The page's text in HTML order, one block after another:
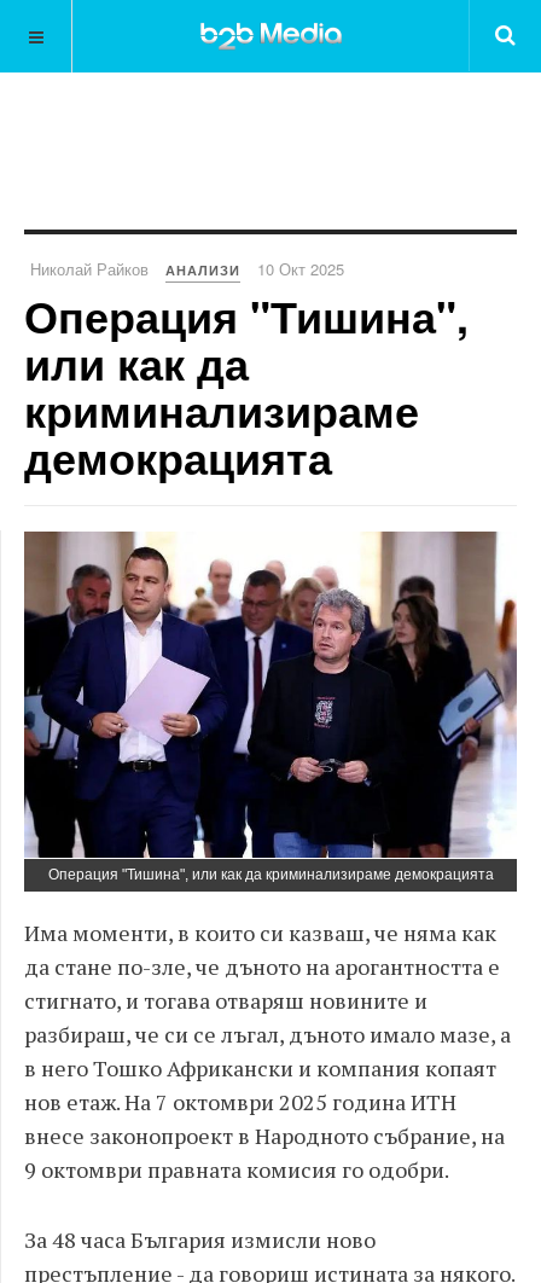
Николай Райков АНАЛИЗИ 10 Окт 2025
Операция "Тишина",
или как да
криминализираме
демокрацията
Операция "Тишина", или как да криминализираме демокрацията
Има моменти, в които си казваш, че няма как
да стане по-зле, че дъното на арогантността е
стигнато, и тогава отваряш новините и
разбираш, че си се лъгал, дъното имало мазе, а
в него Тошко Африкански и компания копаят
нов етаж. На 7 октомври 2025 година ИТН
внесе законопроект в Народното събрание, на
9 октомври правната комисия го одобри.
За 48 часа България измисли ново
престъпление - да говориш истината за някого.